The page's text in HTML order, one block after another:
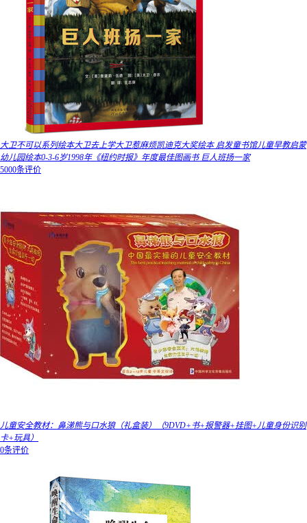
大卫不可以系列绘本大卫去上学大卫惹麻烦凯迪克大奖绘本 启发童书馆儿童早教启蒙
幼儿园绘本0-3-6岁1998年《纽约时报》年度最佳图画书 巨人班扬一家
5000条评价
儿童安全教材：鼻涕熊与口水狼（礼盒装）（9DVD+书+报警器+挂图+儿童身份识别
卡+玩具）
0条评价